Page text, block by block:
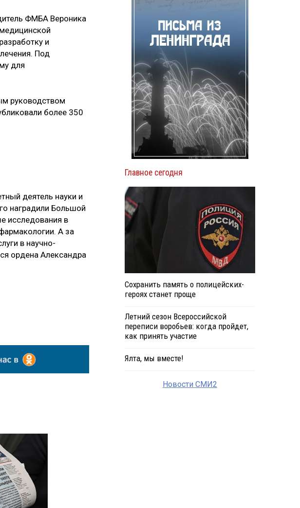
ФМБА Вероника
и
Под
для
руководством
более 350
деятель науки и
наградили Большой
исследования в
А за
в научно-
ордена Александра
Главное сегодня
Сохранить память о полицейских-
героях станет проще
Летний сезон Всероссийской
переписи воробьев: когда пройдет,
как принять участие
Ялта, мы вместе!
Новости СМИ2